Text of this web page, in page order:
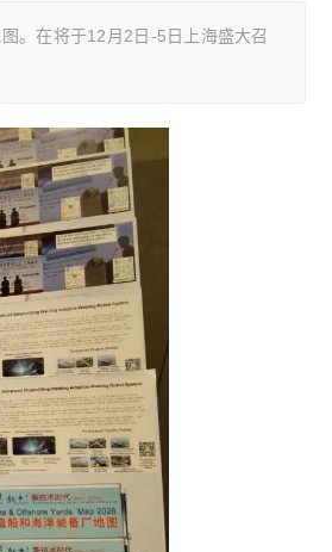
。在将于12月2日-5日上海盛大召